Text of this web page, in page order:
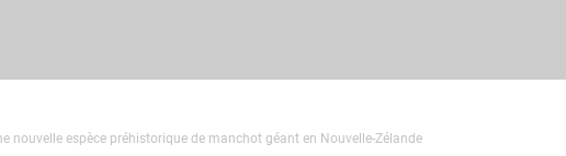
nouvelle espèce préhistorique de manchot géant en Nouvelle-Zélande